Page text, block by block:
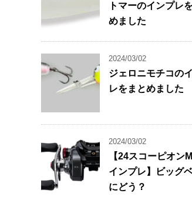
トマーのインプレ
めました
2024/03/02
ジェロニモチコの
レをまとめました
2024/03/02
【24スコーピオン
インプレ】ビッグ
にどう？